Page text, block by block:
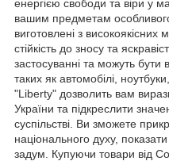
енергією свободи та віри у
вашим предметам
виготовлені з
стійкість до зносу та
застосуванні та можуть бути
таких як автомобілі,
"Liberty" дозволить вам
України та підкреслити
суспільстві. Ви зможете
національного духу,
задум. Купуючи товари від